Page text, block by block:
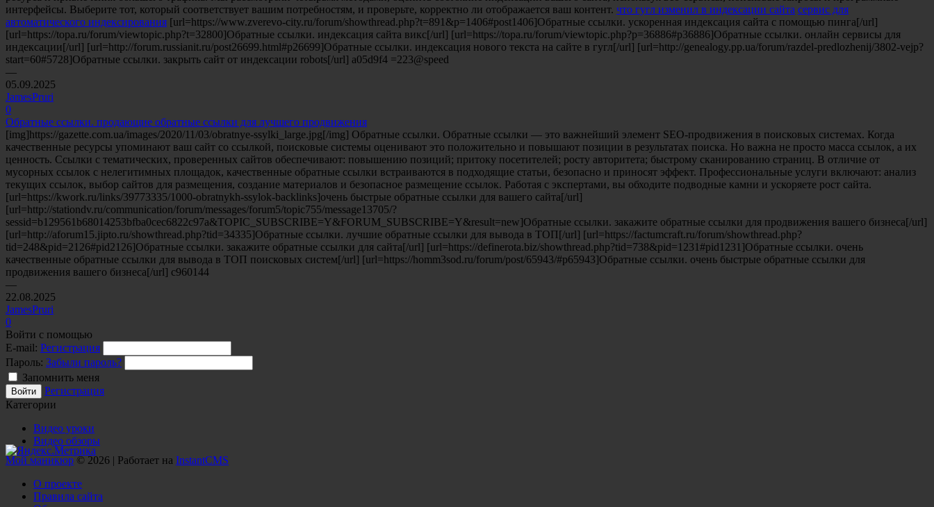
интерфейсы. Выберите тот, который соответствует вашим потребностям, и проверьте, корректно ли отображается ваш контент. что гугл изменил в индексации сайта сервис для
автоматического индексирования [url=https://www.zverevo-city.ru/forum/showthread.php?t=891&p=1406#post1406]Обратные ссылки. ускоренная индексация сайта с помощью пинга[/url]
[url=https://topa.ru/forum/viewtopic.php?t=32800]Обратные ссылки. индексация сайта викс[/url] [url=https://topa.ru/forum/viewtopic.php?p=36886#p36886]Обратные ссылки. онлайн сервисы для
индексации[/url] [url=http://forum.russianit.ru/post26699.html#p26699]Обратные ссылки. индексация нового текста на сайте в гугл[/url] [url=http://genealogy.pp.ua/forum/razdel-predlozhenij/3802-vejp?
start=60#5728]Обратные ссылки. закрыть сайт от индексации robots[/url] a05d9f4 =223@speed
—
05.09.2025
JamesPruri
0
Обратные ссылки. продающие обратные ссылки для лучшего продвижения
[img]https://gazette.com.ua/images/2020/11/03/obratnye-ssylki_large.jpg[/img] Обратные ссылки. Обратные ссылки — это важнейший элемент SEO-продвижения в поисковых системах. Когда
качественные ресурсы упоминают ваш сайт со ссылкой, поисковые системы оценивают это положительно и повышают позиции в результатах поиска. Но важна не просто масса ссылок, а их
ценность. Ссылки с тематических, проверенных сайтов обеспечивают: повышению позиций; притоку посетителей; росту авторитета; быстрому сканированию страниц. В отличие от
мусорных ссылок с нелегитимных площадок, качественные обратные ссылки встраиваются в подходящие статьи, безопасно и приносят эффект. Профессиональные услуги включают: анализ
текущих ссылок, выбор сайтов для размещения, создание материалов и безопасное размещение ссылок. Работая с экспертами, вы обходите подводные камни и ускоряете рост сайта.
[url=https://kwork.ru/links/39773335/1000-obratnykh-ssylok-backlinks]очень быстрые обратные ссылки для вашего сайта[/url]
[url=http://stationdv.ru/communication/forum/messages/forum5/topic755/message13705/?
sessid=b129561b68014253bfba0cec6822c97a&TOPIC_SUBSCRIBE=Y&FORUM_SUBSCRIBE=Y&result=new]Обратные ссылки. закажите обратные ссылки для продвижения вашего бизнеса[/url]
[url=http://aforum15.jipto.ru/showthread.php?tid=34335]Обратные ссылки. лучшие обратные ссылки для вывода в ТОП[/url] [url=https://factumcraft.ru/forum/showthread.php?
tid=248&pid=2126#pid2126]Обратные ссылки. закажите обратные ссылки для сайта[/url] [url=https://definerota.biz/showthread.php?tid=738&pid=1231#pid1231]Обратные ссылки. очень
качественные обратные ссылки для вывода в ТОП поисковых систем[/url] [url=https://homm3sod.ru/forum/post/65943/#p65943]Обратные ссылки. очень быстрые обратные ссылки для
продвижения вашего бизнеса[/url] c960144
—
22.08.2025
JamesPruri
0
Войти с помощью
E-mail: Регистрация
Пароль: Забыли пароль?
Запомнить меня
Регистрация
Категории
Видео уроки
Видео обзоры
Мой маникюр© 2026 | Работает на InstantCMS
О проекте
Правила сайта